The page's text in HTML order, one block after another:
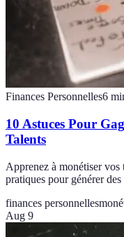
Finances Personnelles6
10 Astuces Pour
Talents
Apprenez à monétiser vos
pratiques pour générer
finances personnelles
Aug 9